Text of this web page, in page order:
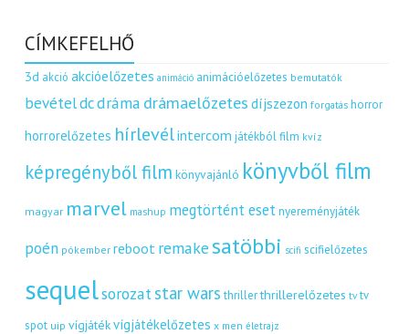
CÍMKEFELHŐ
3d akció akcióelőzetes animáció animációelőzetes bemutatók
bevételdcdráma drámaelőzetes díjszezon forgatás horror
horrorelőzetes hírlevélintercom játékból film kvíz
képregényből film könyvajánló könyvből film
magyar marvel mashup megtörtént eset nyereményjáték
poén pókember reboot remakesatöbbi scifi scifielőzetes
sequelsorozatstar wars thriller thrillerelőzetes tv tv
spot uip vígjátékvígjátékelőzetes x men életrajz